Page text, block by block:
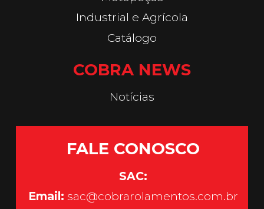
Industrial e Agrícola
Catálogo
COBRA NEWS
Notícias
FALE CONOSCO
SAC:
Email: sac@cobrarolamentos.com.br